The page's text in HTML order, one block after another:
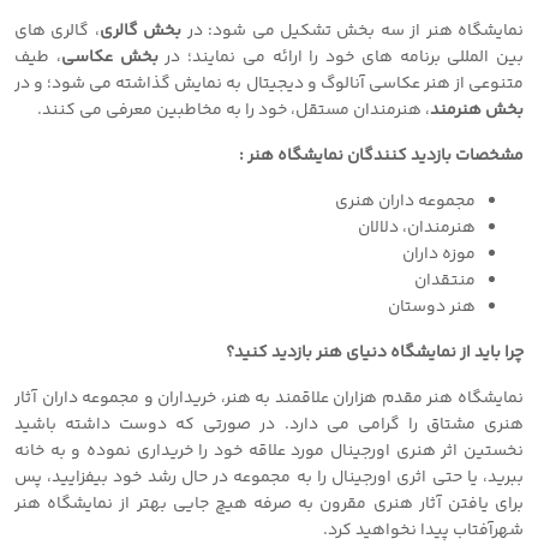
نمایشگاه هنر از سه بخش تشکیل می شود: در بخش گالری، گالری های
بین المللی برنامه های خود را ارائه می نمایند؛ دربخش عکاسی، طیف
متنوعی از هنر عکاسی آنالوگ و دیجیتال به نمایش گذاشته می شود؛ و در
بخش هنرمند، هنرمندان مستقل، خود را به مخاطبین معرفی می کنند.
مشخصات بازدید کنندگان نمایشگاه هنر :
مجموعه داران هنری
هنرمندان، دلالان
موزه داران
منتقدان
هنر دوستان
چرا باید ازنمایشگاه دنیای هنر بازدید کنید؟
نمایشگاه هنر مقدم هزاران علاقمند به هنر، خریداران و مجموعه داران آثار
هنری مشتاق را گرامی می دارد. در صورتی که دوست داشته باشید
نخستین اثر هنری اورجینال مورد علاقه خود را خریداری نموده و به خانه
ببرید، یا حتی اثری اورجینال را به مجموعه در حال رشد خود بیفزایید، پس
برای یافتن آثار هنری مقرون به صرفه هیچ جایی بهتر از نمایشگاه هنر
شهرآفتاب پیدا نخواهید کرد.